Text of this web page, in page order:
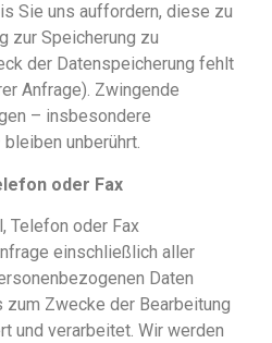
Sie uns auffordern, diese zu
zur Speicherung zu
der Datenspeicherung fehlt
Anfrage). Zwingende
– insbesondere
unberührt.
oder Fax
Telefon oder Fax
einschließlich aller
Daten
zum Zwecke der Bearbeitung
und verarbeitet. Wir werden